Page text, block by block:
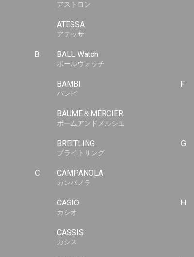
アストロン
ATESSA
アテッサ
B BALL Watch
ボールウォッチ
BAMBI
バンビ
BAUME＆MERCIER
ボームアンドメルシエ
BREITLING
ブライトリング
C CAMPANOLA
カンパノラ
CASIO
カシオ
CASSIS
カシス
F
G
H